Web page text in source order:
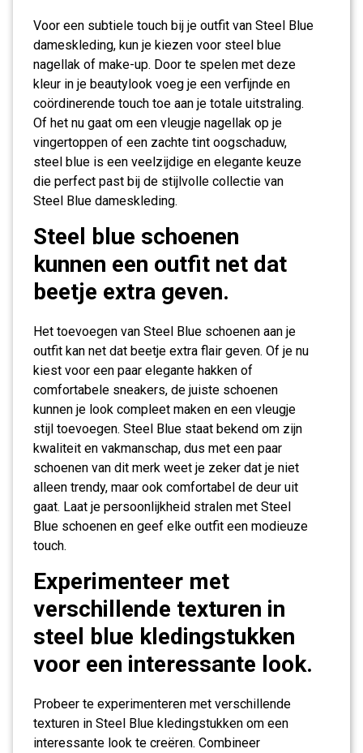
Voor een subtiele touch bij je outfit van Steel Blue
dameskleding, kun je kiezen voor steel blue
nagellak of make-up. Door te spelen met deze
kleur in je beautylook voeg je een verfijnde en
coördinerende touch toe aan je totale uitstraling.
Of het nu gaat om een vleugje nagellak op je
vingertoppen of een zachte tint oogschaduw,
steel blue is een veelzijdige en elegante keuze
die perfect past bij de stijlvolle collectie van
Steel Blue dameskleding.
Steel blue schoenen
kunnen een outfit net dat
beetje extra geven.
Het toevoegen van Steel Blue schoenen aan je
outfit kan net dat beetje extra flair geven. Of je nu
kiest voor een paar elegante hakken of
comfortabele sneakers, de juiste schoenen
kunnen je look compleet maken en een vleugje
stijl toevoegen. Steel Blue staat bekend om zijn
kwaliteit en vakmanschap, dus met een paar
schoenen van dit merk weet je zeker dat je niet
alleen trendy, maar ook comfortabel de deur uit
gaat. Laat je persoonlijkheid stralen met Steel
Blue schoenen en geef elke outfit een modieuze
touch.
Experimenteer met
verschillende texturen in
steel blue kledingstukken
voor een interessante look.
Probeer te experimenteren met verschillende
texturen in Steel Blue kledingstukken om een
interessante look te creëren. Combineer